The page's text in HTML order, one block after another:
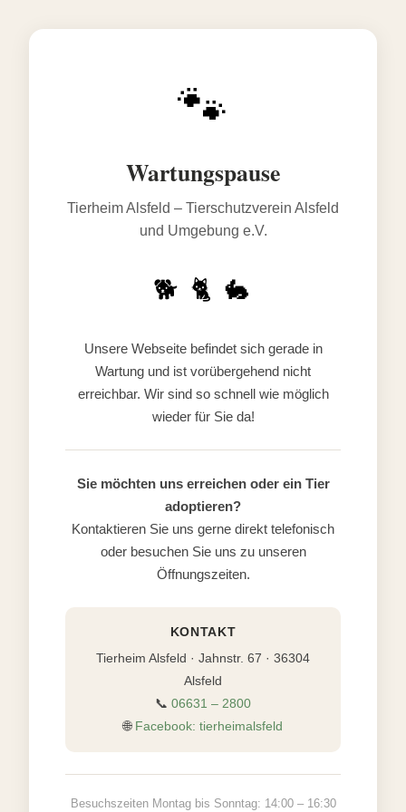
🐾
Wartungspause
Tierheim Alsfeld – Tierschutzverein Alsfeld
und Umgebung e.V.
🐕 🐈 🐇
Unsere Webseite befindet sich gerade in
Wartung und ist vorübergehend nicht
erreichbar. Wir sind so schnell wie möglich
wieder für Sie da!
Sie möchten uns erreichen oder ein Tier
adoptieren?
Kontaktieren Sie uns gerne direkt telefonisch
oder besuchen Sie uns zu unseren
Öffnungszeiten.
KONTAKT
Tierheim Alsfeld · Jahnstr. 67 · 36304
Alsfeld
📞 06631 – 2800
🌐 Facebook: tierheimalsfeld
Besuchszeiten Montag bis Sonntag: 14:00 – 16:30